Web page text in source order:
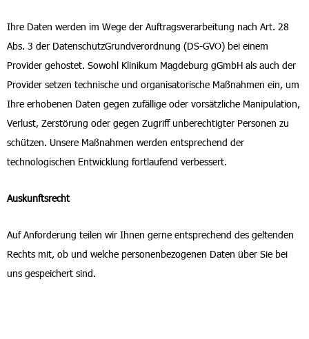
Ihre Daten werden im Wege der Auftragsverarbeitung nach Art. 28
Abs. 3 der DatenschutzGrundverordnung (DS-GVO) bei einem
Provider gehostet. Sowohl Klinikum Magdeburg gGmbH als auch der
Provider setzen technische und organisatorische Maßnahmen ein, um
Ihre erhobenen Daten gegen zufällige oder vorsätzliche Manipulation,
Verlust, Zerstörung oder gegen Zugriff unberechtigter Personen zu
schützen. Unsere Maßnahmen werden entsprechend der
technologischen Entwicklung fortlaufend verbessert.
Auskunftsrecht
Auf Anforderung teilen wir Ihnen gerne entsprechend des geltenden
Rechts mit, ob und welche personenbezogenen Daten über Sie bei
uns gespeichert sind.